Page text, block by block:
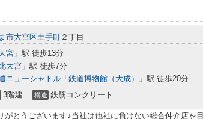
市大宮区土手町 ２丁目
宮 」駅 徒歩13分
大宮 」駅 徒歩7分
ニューシャトル 「 鉄道博物館（大成） 」駅 徒歩20分
3階建 構造 鉄筋コンクリート
がとうございます♪当社は他社に負けない総合仲介店を目